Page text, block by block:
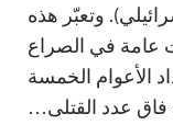
وتعبّر هذه
عامة في الصراع
الأعوام الخمسة
عدد القتلى…